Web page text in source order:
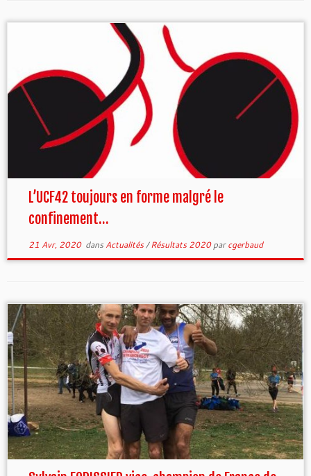
L’UCF42 toujours en forme malgré le
confinement…
21 Avr, 2020dans Actualités/Résultats 2020parcgerbaud